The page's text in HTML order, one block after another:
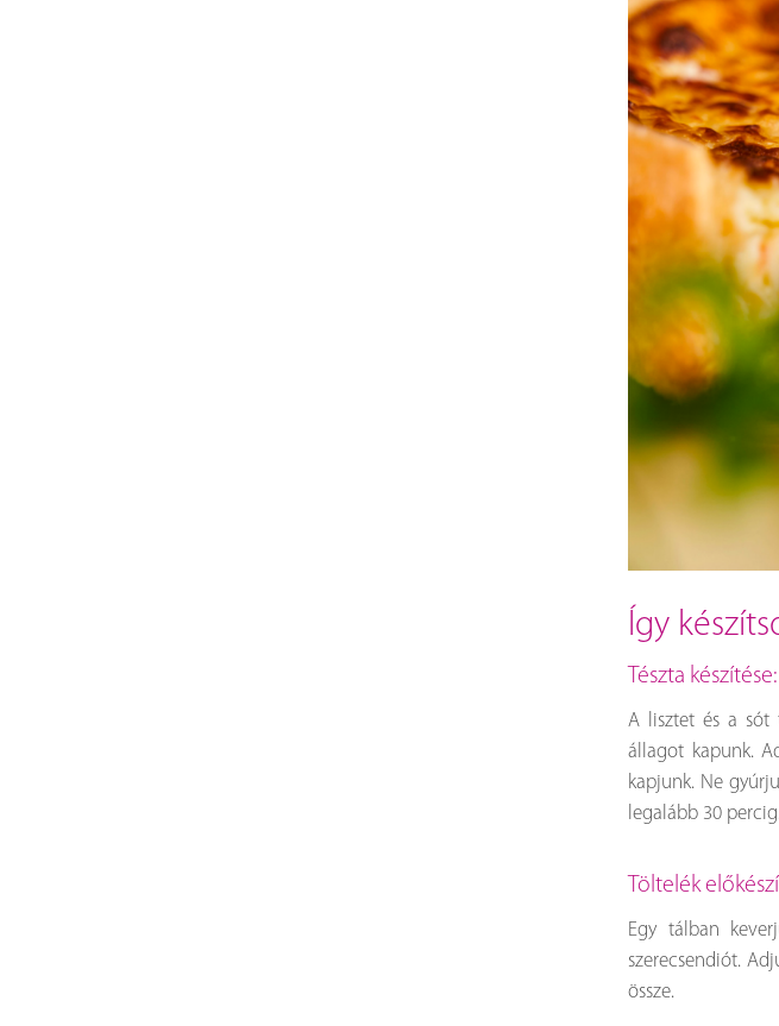
így
Tészta készítése:
A lisztet és a sót
állagot kapunk.
kapjunk. Ne
legalább 30
Töltelék
Egy tálban
szerecsendiót.
össze.